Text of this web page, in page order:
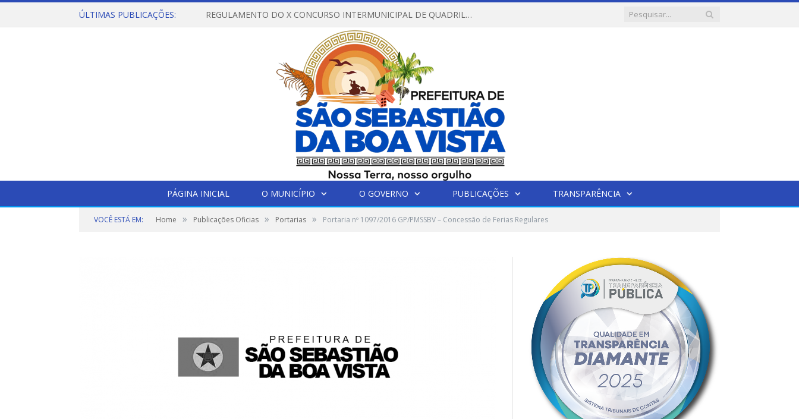
ÚLTIMAS PUBLICAÇÕES: REGULAMENTO DO X CONCURSO INTERMUNICIPAL DE QUADRILHAS JUNINAS – 2026 – ARRAIÁ DA VENEZA
PÁGINA INICIAL O MUNICÍPIO O GOVERNO PUBLICAÇÕES TRANSPARÊNCIA
VOCÊ ESTÁ EM: Home » Publicações Oficias » Portarias » Portaria nº 1097/2016 GP/PMSSBV – Concessão de Ferias Regulares